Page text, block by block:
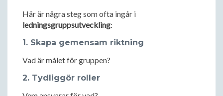
Här är några steg som ofta ingår i
ledningsgruppsutveckling:
1. Skapa gemensam riktning
Vad är målet för gruppen?
2. Tydliggör roller